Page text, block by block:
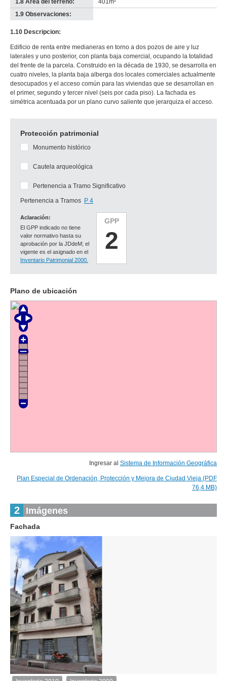
1.8 Área del terreno:
401m²
1.9 Observaciones:
1.10 Descripcion:
Edificio de renta entre medianeras en torno a dos pozos de aire y luz
laterales y uno posterior, con planta baja comercial, ocupando la totalidad
del frente de la parcela. Construido en la década de 1930, se desarrolla en
cuatro niveles, la planta baja alberga dos locales comerciales actualmente
desocupados y el acceso común para las viviendas que se desarrollan en
el primer, segundo y tercer nivel (seis por cada piso). La fachada es
simétrica acentuada por un plano curvo saliente que jerarquiza el acceso.
Protección patrimonial
GPP
2
Aclaración:
El GPP indicado no tiene
valor normativo hasta su
aprobación por la JDdeM; el
vigente es el asignado en el
Inventario Patrimonial 2000.
Monumento histórico
Cautela arqueológica
Pertenencia a Tramo Significativo
Pertenencia a Tramos P 4
Plano de ubicación
Ingresar al Sistema de Información Geográfica
Plan Especial de Ordenación, Protección y Mejora de Ciudad Vieja (PDF
76,4 MB)
2 Imágenes
Fachada
de1